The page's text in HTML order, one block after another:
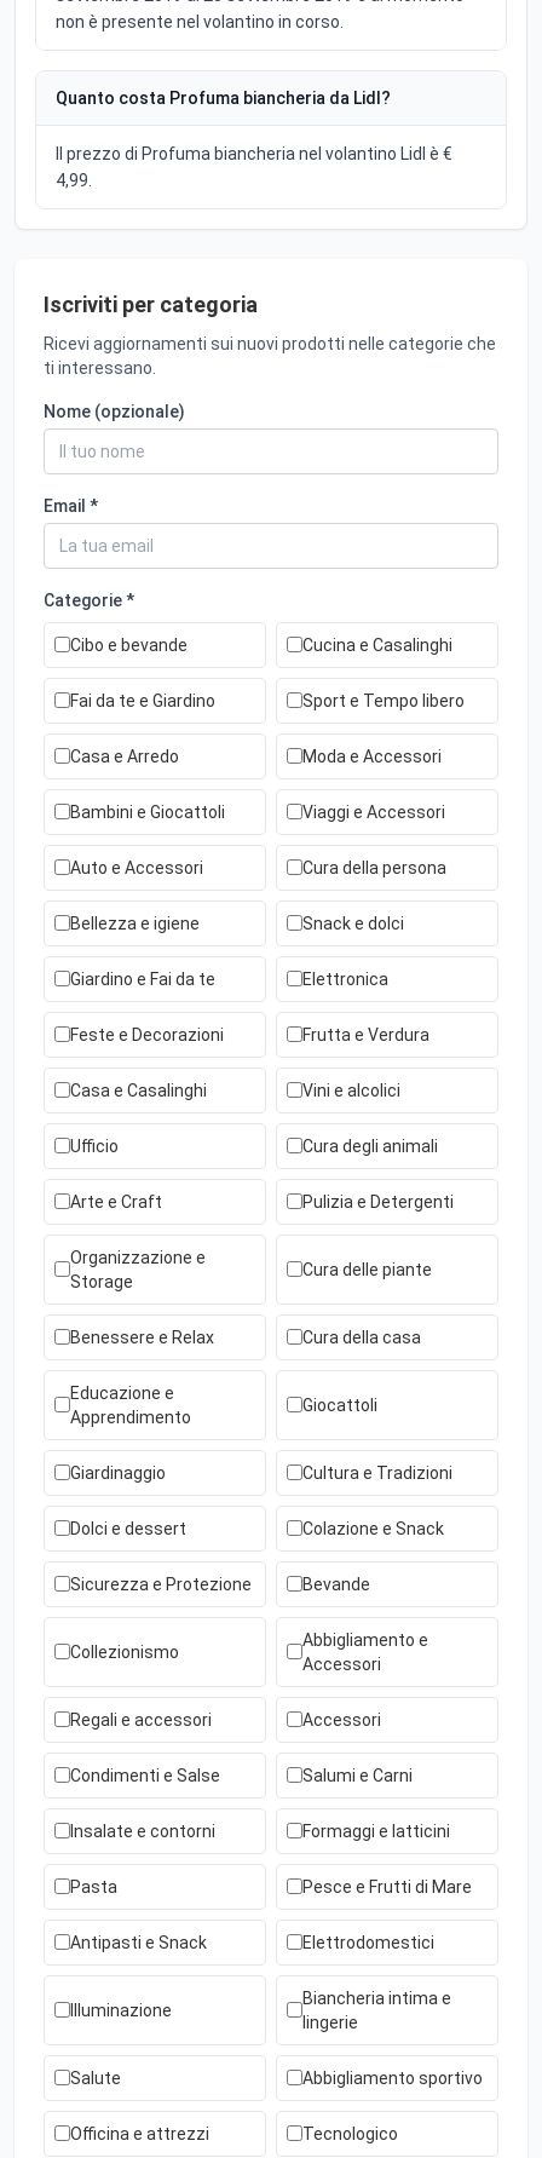
non è presente nel volantino in corso.
Quanto costa Profuma biancheria da Lidl?
Il prezzo di Profuma biancheria nel volantino Lidl è €
4,99.
Iscriviti per categoria
Ricevi aggiornamenti sui nuovi prodotti nelle categorie che
ti interessano.
Nome (opzionale)
Email *
Categorie *
Cibo e bevande Cucina e Casalinghi
Fai da te e Giardino Sport e Tempo libero
Casa e Arredo Moda e Accessori
Bambini e Giocattoli Viaggi e Accessori
Auto e Accessori Cura della persona
Bellezza e igiene Snack e dolci
Giardino e Fai da te Elettronica
Feste e Decorazioni Frutta e Verdura
Casa e Casalinghi Vini e alcolici
Ufficio Cura degli animali
Arte e Craft Pulizia e Detergenti
Organizzazione e
Storage
Cura delle piante
Benessere e Relax Cura della casa
Educazione e
Apprendimento
Giocattoli
Giardinaggio Cultura e Tradizioni
Dolci e dessert Colazione e Snack
Sicurezza e Protezione Bevande
Collezionismo
Abbigliamento e
Accessori
Regali e accessori Accessori
Condimenti e Salse Salumi e Carni
Insalate e contorni Formaggi e latticini
Pasta Pesce e Frutti di Mare
Antipasti e Snack Elettrodomestici
Illuminazione
Biancheria intima e
lingerie
Salute Abbigliamento sportivo
Officina e attrezzi Tecnologico